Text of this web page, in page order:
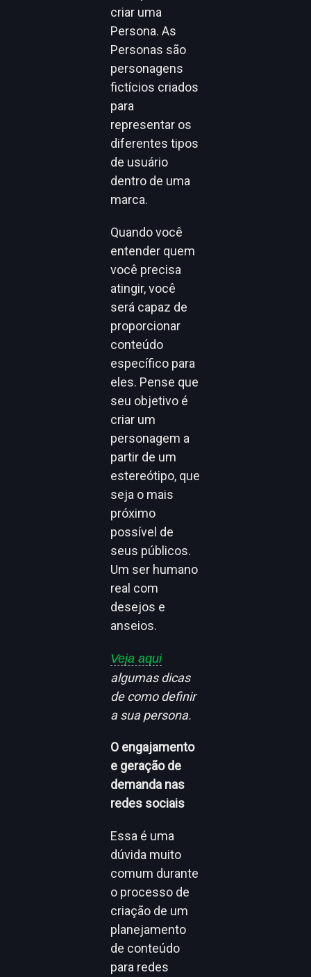
criar uma
Persona. As
Personas são
personagens
fictícios criados
para
representar os
diferentes tipos
de usuário
dentro de uma
marca.
Quando você
entender quem
você precisa
atingir, você
será capaz de
proporcionar
conteúdo
específico para
eles. Pense que
seu objetivo é
criar um
personagem a
partir de um
estereótipo, que
seja o mais
próximo
possível de
seus públicos.
Um ser humano
real com
desejos e
anseios.
Veja aqui
algumas dicas
de como definir
a sua persona.
O engajamento
e geração de
demanda nas
redes sociais
Essa é uma
dúvida muito
comum durante
o processo de
criação de um
planejamento
de conteúdo
para redes